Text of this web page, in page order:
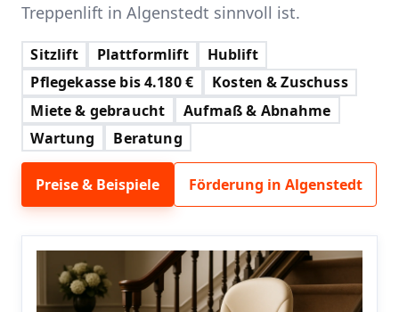
Treppenlift in Algenstedt sinnvoll ist.
Sitzlift Plattformlift
Hublift
Pflegekasse bis 4.180 €
Kosten & Zuschuss
Miete & gebraucht
Aufmaß & Abnahme
Wartung
Beratung
Preise & Beispiele Förderung in Algenstedt